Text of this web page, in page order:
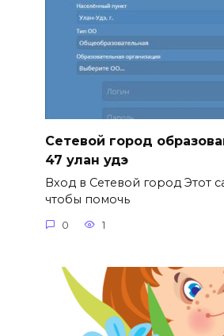
Сетевой город
47 улан удэ
Вход в Сетевой город Этот
чтобы помочь
0 1